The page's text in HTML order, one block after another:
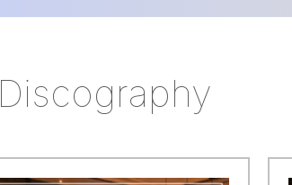
Discography